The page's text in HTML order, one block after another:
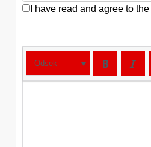
I have read and agree to the
Odsek